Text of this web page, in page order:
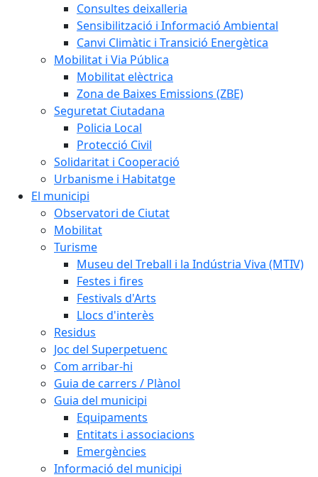
Consultes deixalleria
Sensibilització i Informació Ambiental
Canvi Climàtic i Transició Energètica
Mobilitat i Via Pública
Mobilitat elèctrica
Zona de Baixes Emissions (ZBE)
Seguretat Ciutadana
Policia Local
Protecció Civil
Solidaritat i Cooperació
Urbanisme i Habitatge
El municipi
Observatori de Ciutat
Mobilitat
Turisme
Museu del Treball i la Indústria Viva (MTIV)
Festes i fires
Festivals d'Arts
Llocs d'interès
Residus
Joc del Superpetuenc
Com arribar-hi
Guia de carrers / Plànol
Guia del municipi
Equipaments
Entitats i associacions
Emergències
Informació del municipi